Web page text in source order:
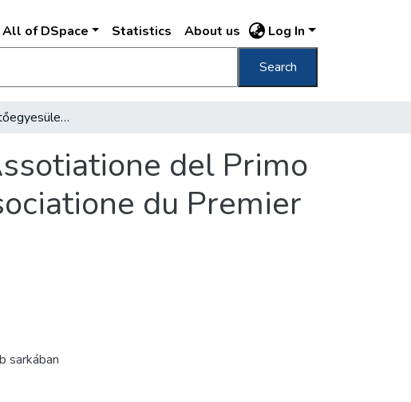
All of DSpace Statistics About us Log In
Search
[Önkéntes Mentőegyesület székháza] Assotiatione del Primo Soccorso Volontario a "Budapest" = Associatione du Premier Secours Volontaire à "Budapest". /
del Primo
du Premier
sarkában